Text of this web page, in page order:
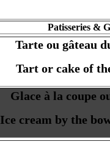
Patisseries &
Tarte ou gâteau
Tart or cake of
Glace à la coupe
Ice cream by the